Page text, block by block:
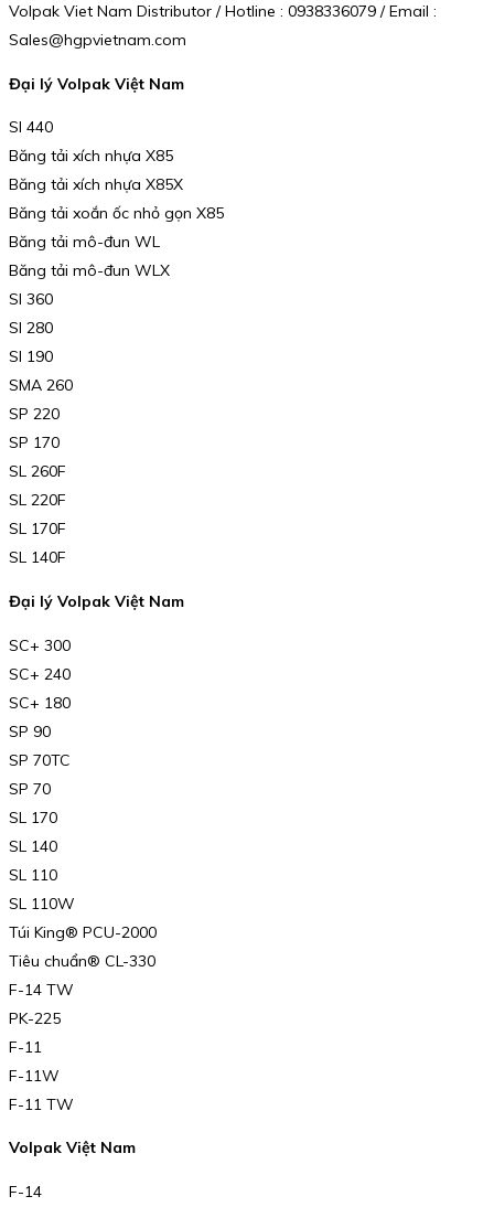
Volpak Viet Nam Distributor / Hotline : 0938336079 / Email :
Sales@hgpvietnam.com
Đại lý Volpak Việt Nam
SI 440
Băng tải xích nhựa X85
Băng tải xích nhựa X85X
Băng tải xoắn ốc nhỏ gọn X85
Băng tải mô-đun WL
Băng tải mô-đun WLX
SI 360
SI 280
SI 190
SMA 260
SP 220
SP 170
SL 260F
SL 220F
SL 170F
SL 140F
Đại lý Volpak Việt Nam
SC+ 300
SC+ 240
SC+ 180
SP 90
SP 70TC
SP 70
SL 170
SL 140
SL 110
SL 110W
Túi King® PCU-2000
Tiêu chuẩn® CL-330
F-14 TW
PK-225
F-11
F-11W
F-11 TW
Volpak Việt Nam
F-14